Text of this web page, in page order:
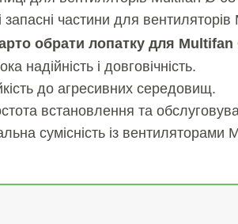
запасні частини для
обрати лопатку для
надійність і довговічність.
до агресивних середовищ.
встановлення та
сумісність із вентиляторами